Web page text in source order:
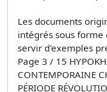
Les documents
intégrés sous forme
servir d'exemples
Page 3 / 15
CONTEMPORAINE
PÉRIODE